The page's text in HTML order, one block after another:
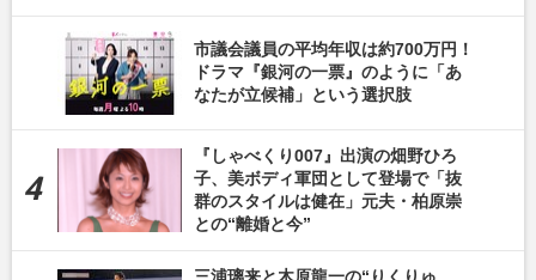
市議会議員の平均年収は約700万円！
ドラマ『銀河の一票』のように「あ
なたが立候補」という選択肢
『しゃべくり007』出演の畑野ひろ
子、美ボディ軍団として登場で「抜
群のスタイルは健在」元夫・柏原崇
との“離婚と今”
三浦璃来と木原龍一の“りくりゅ